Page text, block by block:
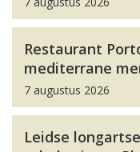
Restaurant
mediterrane
7 augustus 2026
Leidse